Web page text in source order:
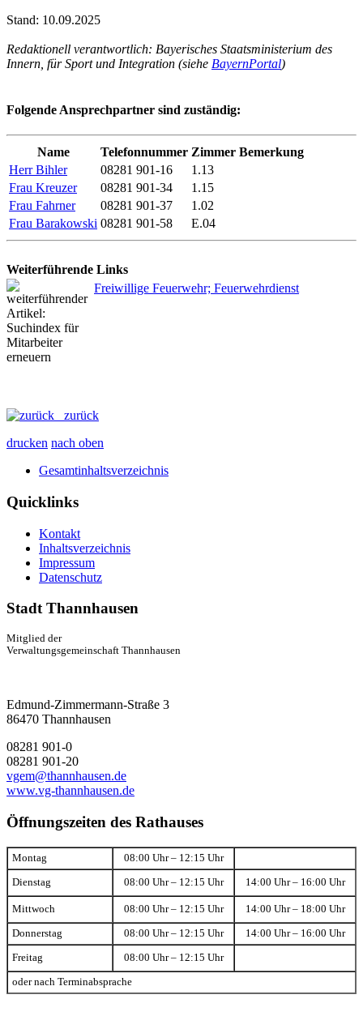
Stand: 10.09.2025
Redaktionell verantwortlich: Bayerisches Staatsministerium des
Innern, für Sport und Integration (siehe BayernPortal)
Folgende Ansprechpartner sind zuständig:
Name Telefonnummer Zimmer Bemerkung
Herr Bihler
08281 901-16
1.13
Frau Kreuzer
08281 901-34
1.15
Frau Fahrner
08281 901-37
1.02
Frau Barakowski 08281 901-58 E.04
Weiterführende Links
Freiwillige Feuerwehr; Feuerwehrdienst
zurück
drucken nach oben
Gesamtinhaltsverzeichnis
Quicklinks
Kontakt
Inhaltsverzeichnis
Impressum
Datenschutz
Stadt Thannhausen
Mitglied der
Verwaltungsgemeinschaft Thannhausen
Edmund-Zimmermann-Straße 3
86470 Thannhausen
08281 901-0
08281 901-20
vgem@thannhausen.de
www.vg-thannhausen.de
Öffnungszeiten des Rathauses
Montag 08:00 Uhr – 12:15 Uhr
Dienstag 08:00 Uhr – 12:15 Uhr 14:00 Uhr – 16:00 Uhr
Mittwoch 08:00 Uhr – 12:15 Uhr 14:00 Uhr – 18:00 Uhr
Donnerstag 08:00 Uhr – 12:15 Uhr 14:00 Uhr – 16:00 Uhr
Freitag 08:00 Uhr – 12:15 Uhr
oder nach Terminabsprache